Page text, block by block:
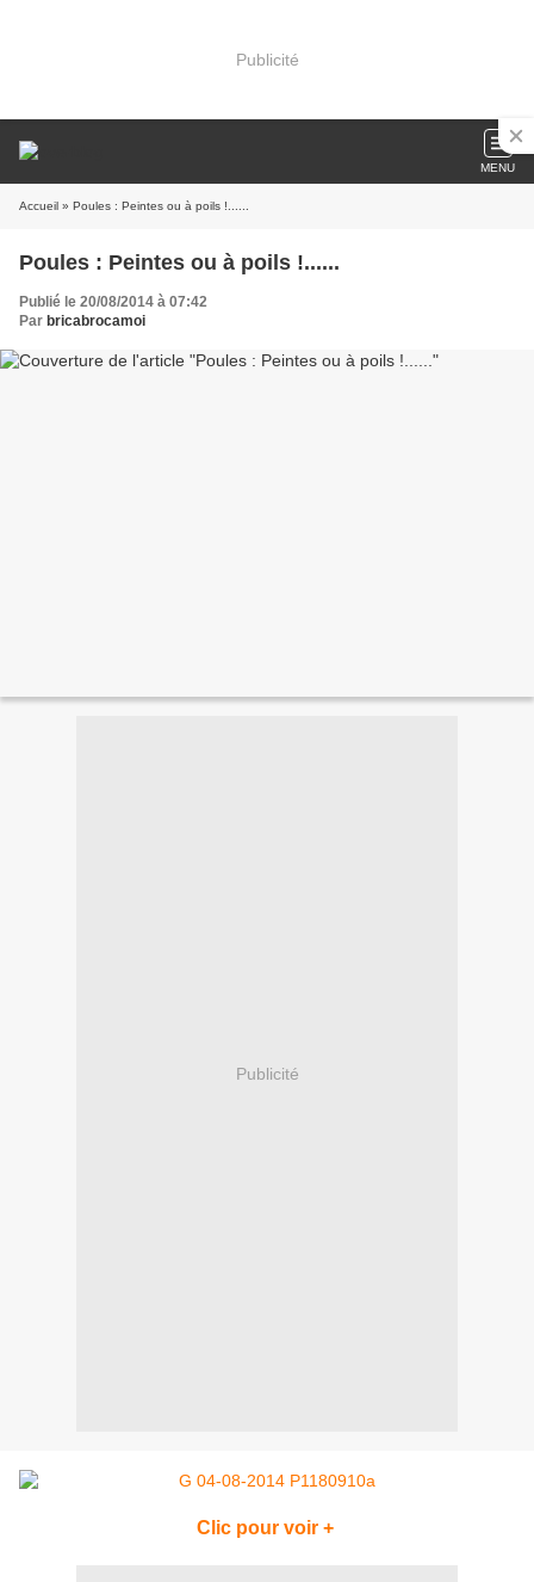
Publicité
MENU
Accueil » Poules : Peintes ou à poils !......
Poules : Peintes ou à poils !......
Publié le 20/08/2014 à 07:42
Par bricabrocamoi
Publicité
Clic pour voir +